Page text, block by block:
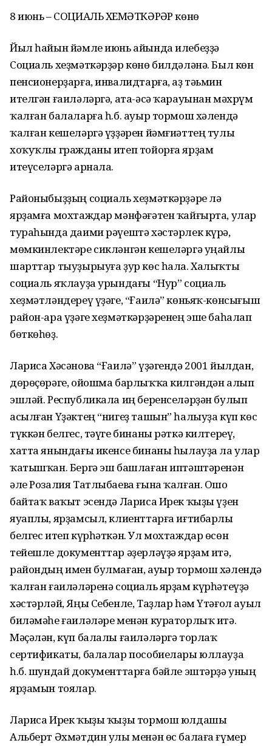
8 июнь – СОЦИАЛЬ ХЕҘМӘТКӘРҘӘР көнө
Йыл һайын йәмле июнь айында илебеҙҙә
Социаль хеҙмәткәрҙәр көнө билдәләнә. Был көн
пенсионерҙарға, инвалидтарға, аҙ тәьмин
ителгән ғаиләләргә, ата-әсә ҡарауынан мәхрүм
ҡалған балаларға һ.б. ауыр тормош хәлендә
ҡалған кешеләргә үҙҙәрен йәмғиәттең тулы
хоҡуҡлы гражданы итеп тойорға ярҙам
итеүселәргә арнала.
Районыбыҙҙың социаль хеҙмәткәрҙәре лә
ярҙамға мохтаждар мәнфәғәтен ҡайғырта, улар
тураһында даими рәүештә хәстәрлек күрә,
мөмкинлектәре сикләнгән кешеләргә уңайлы
шарттар тыуҙырыуға ҙур көс һала. Халыҡты
социаль яҡлауҙа урындағы “Нур” социаль
хеҙмәтләндереү үҙәге, “Ғаилә” көньяҡ-көнсығыш
район-ара үҙәге хеҙмәткәрҙәренең эше баһалап
бөткөһөҙ.
Лариса Хәсәнова “Ғаилә” үҙәгендә 2001 йылдан,
дөрөҫөрәге, ойошма барлыҡҡа килгәндән алып
эшләй. Республикала иң беренселәрҙән булып
асылған Үҙәктең “нигеҙ ташын” һалыуҙа күп көс
түккән белгес, тәүге бинаны рәткә килтереү,
хатта янындағы икенсе бинаны һылауҙа ла улар
ҡатышҡан. Бергә эш башлаған иптәштәренән
әле Розалия Татлыбаева ғына ҡалған. Ошо
байтаҡ ваҡыт эсендә Лариса Ирек ҡыҙы үҙен
яуаплы, ярҙамсыл, клиенттарға иғтибарлы
белгес итеп күрһәткән. Ул мохтаждар өсөн
тейешле документтар әҙерләүҙә ярҙам итә,
райондың имен булмаған, ауыр тормош хәлендә
ҡалған ғаиләләренә социаль ярҙам күрһәтеүҙә
хәстәрләй, Яңы Себенле, Таҙлар һәм Үтәғол ауыл
биләмәһе ғаиләләре менән кураторлыҡ итә.
Мәҫәлән, күп балалы ғаиләләргә торлаҡ
сертификаты, балалар пособиелары юллауҙа
һ.б. шундай документтарға бәйле эштәрҙә уның
ярҙамын тоялар.
Лариса Ирек ҡыҙы ҡыҙы тормош юлдашы
Альберт Әхмәтдин улы менән өс балаға ғүмер